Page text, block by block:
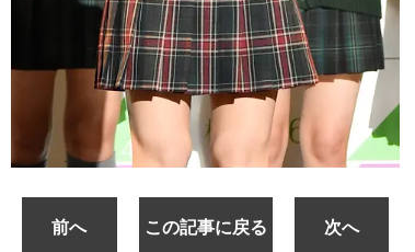
前へ この記事に戻る 次へ